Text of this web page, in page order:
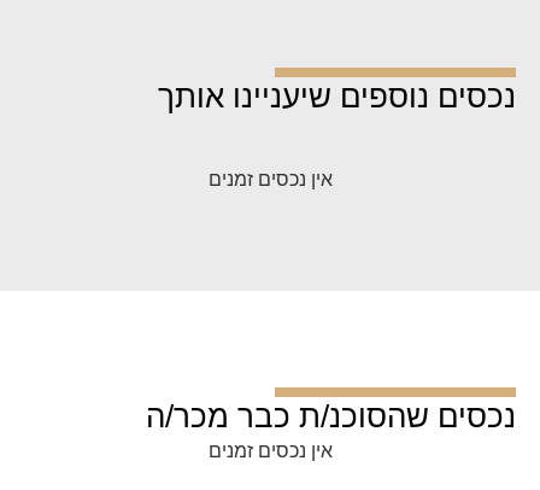
נכסים נוספים שיעניינו אותך
אין נכסים זמנים
נכסים שהסוכנ/ת כבר מכר/ה
אין נכסים זמנים